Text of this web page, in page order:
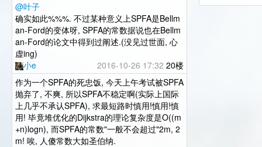
@叶子
确实如此%%%. 不过某种意义上SPFA是Bellm
an-Ford的变体呀, SPFA的常数据说也在Bellm
an-Ford的论文中得到过阐述.(没见过世面, 心
虚ing)
小e
2016-10-26 17:32 20楼
作为一个SPFA的死忠饭, 今天上午考试被SPFA
抛弃了, 不爽, 所以SPFA不稳定啊(实际上国际
上几乎不承认SPFA), 求最短路时慎用!慎用!慎
用! 毕竟堆优化的Dijkstra的理论复杂度是O((m
+n)logn), 而SPFA的常数"一般不会超过"2m, 2
m! 唉, 人傻常数大如圣伯纳.